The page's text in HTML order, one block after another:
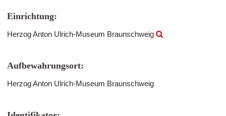
Einrichtung:
Herzog Anton Ulrich-Museum Braunschweig
Aufbewahrungsort:
Herzog Anton Ulrich-Museum Braunschweig